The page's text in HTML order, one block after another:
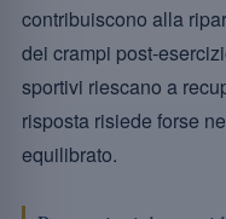
contribuiscono alla
dei crampi post-
sportivi riescano a
risposta risiede forse
equilibrato.